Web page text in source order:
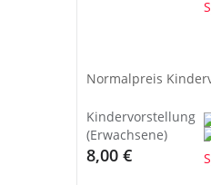
Normalpreis
Kindervorstellung
(Erwachsene)
8,00 €